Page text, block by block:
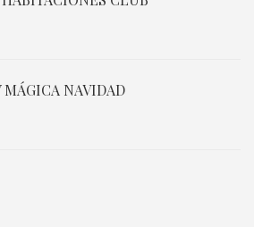
MÁGICA NAVIDAD